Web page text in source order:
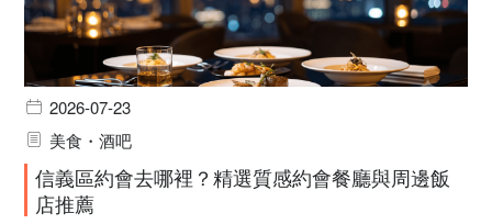
2026-07-23
美食・酒吧
信義區約會去哪裡？精選質感約會餐廳與周邊飯
店推薦